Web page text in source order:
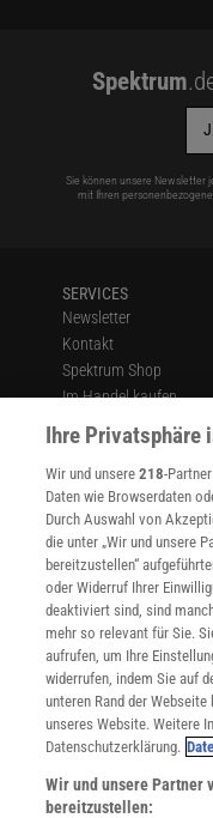
Spektrum
Sie können unsere Newsletter
mit Ihren
SERVICES
Newsletter
Kontakt
Spektrum Shop
Im Handel kaufen
Presse
Verträge kündigen
Widerruf
INFO
Mediadaten
Datenschutz
Nutzungsbedingungen
Cookie-Einstellungen
Utiq verwalten
Nutzungsbasierte
Alle Artikel
Impressum
Angebote für Schulen
Ihre Privatsphäre
Wir und unsere218-
Daten wie Browserdaten
Durch Auswahl von
die unter „Wir und unsere
bereitzustellen“
oder Widerruf Ihrer
deaktiviert sind, sind
mehr so relevant für Sie.
aufrufen, um Ihre
widerrufen, indem Sie auf
unteren Rand der
unseres Website. Weitere
Datenschutzerklärung.
Wir und unsere Partner
bereitzustellen: